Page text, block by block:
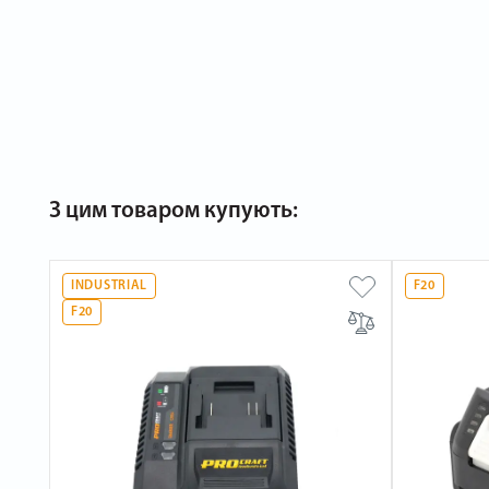
З цим товаром купують:
INDUSTRIAL
F20
F20